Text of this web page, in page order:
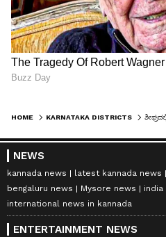
HOME KARNATAKA DISTRICTS
NEWS
kannada news latest kannada news
bengaluru news
Mysore news
india
international news in kannada
ENTERTAINMENT NEWS